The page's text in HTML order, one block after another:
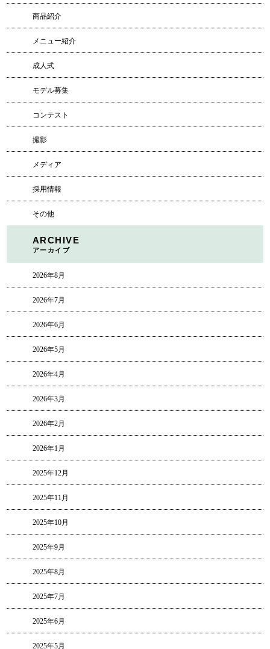
商品紹介
メニュー紹介
成人式
モデル募集
コンテスト
撮影
メディア
採用情報
その他
ARCHIVE
アーカイブ
2026年8月
2026年7月
2026年6月
2026年5月
2026年4月
2026年3月
2026年2月
2026年1月
2025年12月
2025年11月
2025年10月
2025年9月
2025年8月
2025年7月
2025年6月
2025年5月